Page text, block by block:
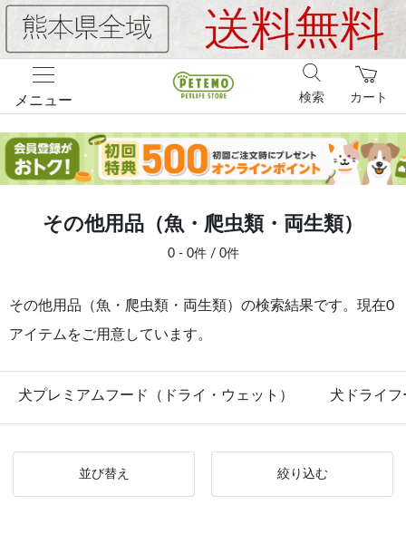
メニュー カート
検索
その他用品（魚・爬虫類・両生類）
0 - 0件 / 0件
その他用品（魚・爬虫類・両生類）の検索結果です。現在0
アイテムをご用意しています。
犬プレミアムフード（ドライ・ウェット） 犬ドライフ
並び替え 絞り込む